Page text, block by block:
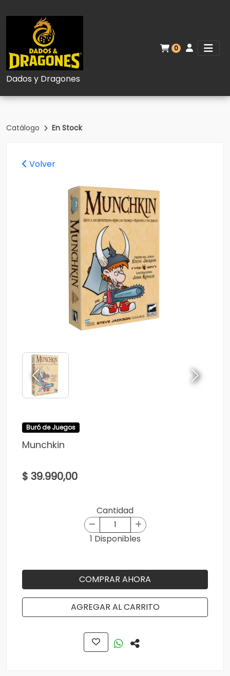
Dados y Dragones
0
Catálogo En Stock
Volver
Buró de Juegos
Munchkin
$ 39.990,00
Cantidad
1 Disponibles
COMPRAR AHORA
AGREGAR AL CARRITO